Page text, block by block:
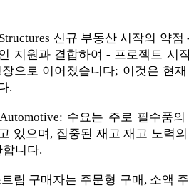
신규 부동산 시작의 약
지원과 결합하여 - 프로젝트 시
으로 이어졌습니다; 이것은 현
.
수요는 주로 필수품
있으며, 집중된 재고 재고 노력
니다.
림 구매자는 주문형 구매, 소액